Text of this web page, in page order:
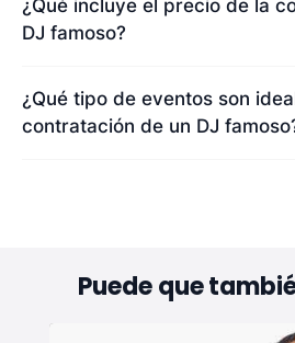
¿Qué incluye el precio de la
DJ famoso?
¿Qué tipo de eventos son
contratación de un DJ
Puede que